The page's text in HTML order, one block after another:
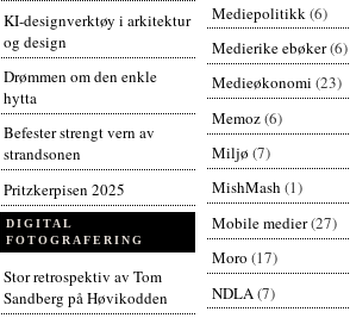
KI-designverktøy i arkitektur
og design
Drømmen om den enkle
hytta
Befester strengt vern av
strandsonen
Pritzkerpisen 2025
DIGITAL
FOTOGRAFERING
Stor retrospektiv av Tom
Sandberg på Høvikodden
Mediepolitikk (6)
Medierike ebøker(6)
Medieøkonomi (23)
Memoz(6)
Miljø (7)
MishMash (1)
Mobile medier(27)
Moro (17)
NDLA (7)